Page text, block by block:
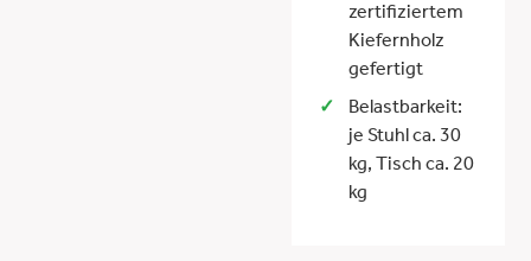
zertifiziertem
Kiefernholz
gefertigt
Belastbarkeit:
je Stuhl ca. 30
kg, Tisch ca. 20
kg